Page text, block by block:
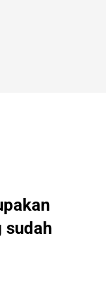
sudah